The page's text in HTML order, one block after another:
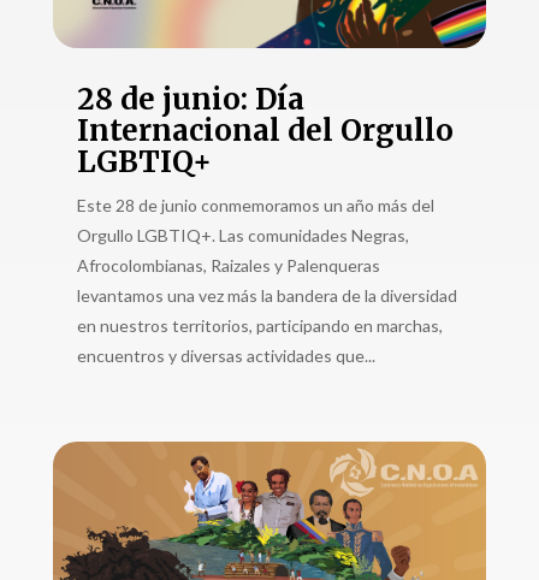
28 de junio: Día
Internacional del Orgullo
LGBTIQ+
Este 28 de junio conmemoramos un año más del
Orgullo LGBTIQ+. Las comunidades Negras,
Afrocolombianas, Raizales y Palenqueras
levantamos una vez más la bandera de la diversidad
en nuestros territorios, participando en marchas,
encuentros y diversas actividades que...